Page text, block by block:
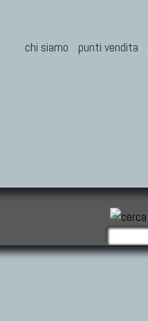
chi siamo
punti vendita